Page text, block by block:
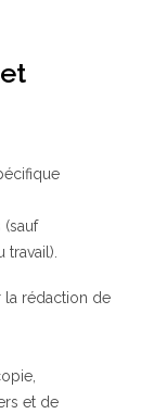
(sauf
la rédaction de
et de